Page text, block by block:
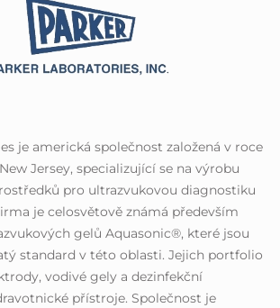
je americká společnost založená v roce
Jersey, specializující se na výrobu
pro ultrazvukovou diagnostiku
je celosvětově známá především
gelů Aquasonic®, které jsou
standard v této oblasti. Jejich portfolio
vodivé gely a dezinfekční
přístroje. Společnost je